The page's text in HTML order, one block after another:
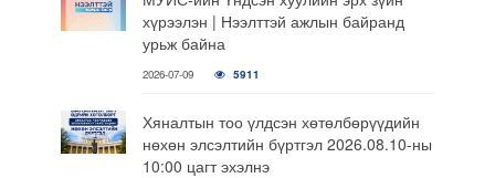
хүрээлэн | Нээлттэй ажлын байранд
урьж байна
2026-07-09 5911
Хяналтын тоо үлдсэн хөтөлбөрүүдийн
нөхөн элсэлтийн бүртгэл 2026.08.10-ны
10:00 цагт эхэлнэ